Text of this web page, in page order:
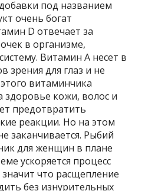
под названием
очень богат
D отвечает за
в организме,
Витамин А несет в
зрения для глаз и не
витаминчика
здоровье кожи, волос и
предотвратить
реакции. Но на этом
заканчивается. Рыбий
для женщин в плане
ускоряется процесс
что расщепление
без изнурительных